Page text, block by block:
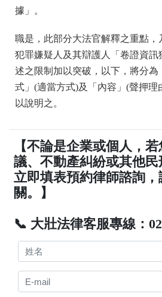
據」。
職是，此部分大法官解釋之重點，
犯罪嫌疑人及其辯護人「卷證資
述之限制加以突破，以下，將分為
式」(適當方式)及「內容」(聲押理
以說明之。
【不論是企業或個人，
議、不動產糾紛或其他
立即填表預約律師諮詢
關。】
📞 大壯法律客服專線：